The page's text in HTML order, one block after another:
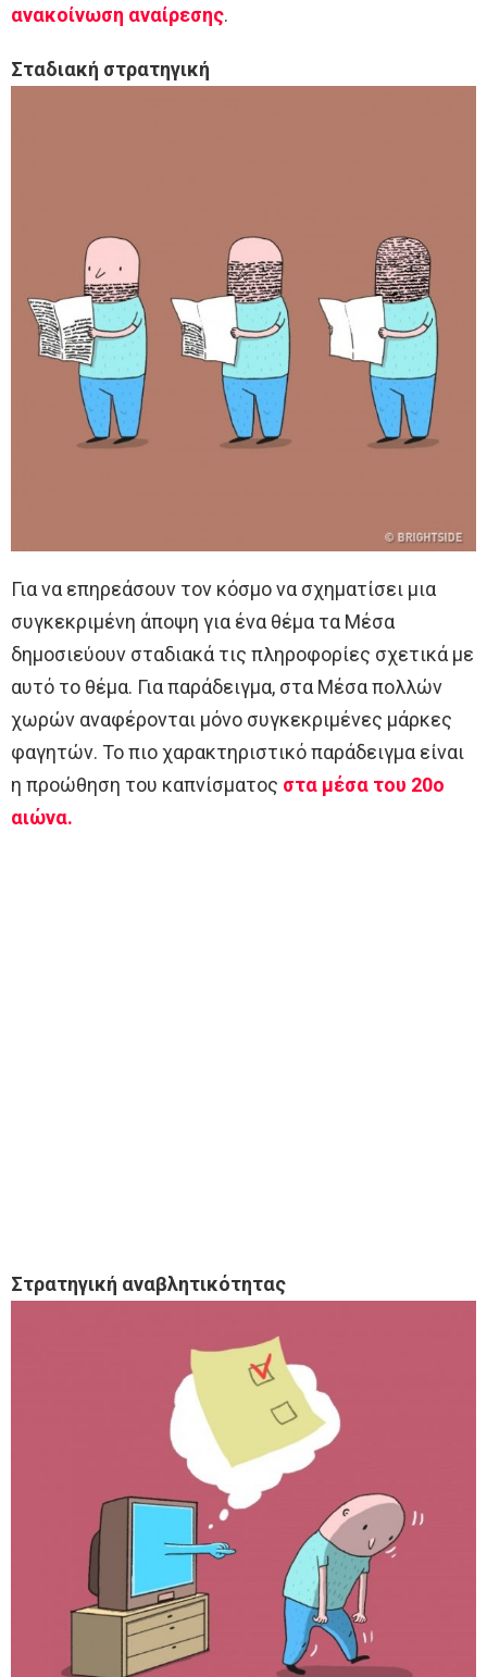
ανακοίνωση αναίρεσης.
Σταδιακή στρατηγική
Για να επηρεάσουν τον κόσμο να σχηματίσει μια
συγκεκριμένη άποψη για ένα θέμα τα Μέσα
δημοσιεύουν σταδιακά τις πληροφορίες σχετικά με
αυτό το θέμα. Για παράδειγμα, στα Μέσα πολλών
χωρών αναφέρονται μόνο συγκεκριμένες μάρκες
φαγητών. Το πιο χαρακτηριστικό παράδειγμα είναι
η προώθηση του καπνίσματος στα μέσα του 20ο
αιώνα.
Στρατηγική αναβλητικότητας